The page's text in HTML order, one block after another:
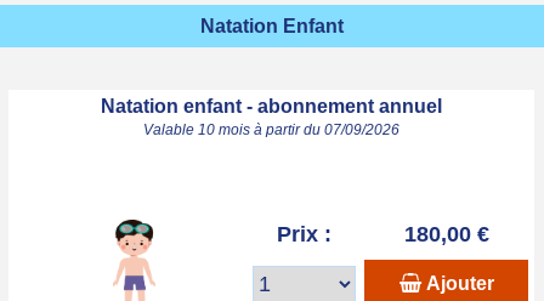
Natation Enfant
Natation enfant - abonnement annuel
Valable 10 mois à partir du 07/09/2026
Prix : 180,00 €
Ajouter